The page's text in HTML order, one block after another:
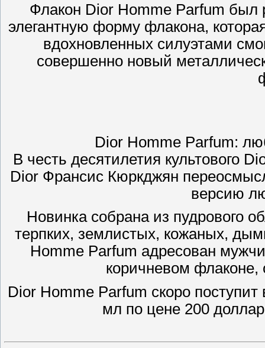
Флакон Dior Homme Parfum
элегантную форму флакона,
вдохновленных силуэтами
совершенно новый
Dior Homme Parfum:
В честь десятилетия культового
Dior Франсис Кюркджян
версию
Новинка собрана из пудрового
терпких, землистых, кожаных,
Homme Parfum адресован
коричневом флаконе,
Dior Homme Parfum скоро
мл по цене 200